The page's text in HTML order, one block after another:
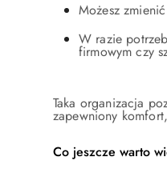
Możesz
W razie
firmowym czy
Taka organizacja
zapewniony
Co jeszcze warto